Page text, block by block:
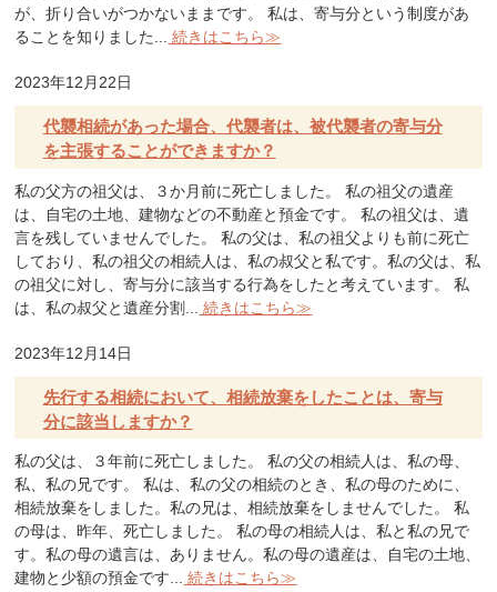
が、折り合いがつかないままです。 私は、寄与分という制度があ
ることを知りました...
続きはこちら≫
2023年12月22日
代襲相続があった場合、代襲者は、被代襲者の寄与分
を主張することができますか？
私の父方の祖父は、３か月前に死亡しました。 私の祖父の遺産
は、自宅の土地、建物などの不動産と預金です。 私の祖父は、遺
言を残していませんでした。 私の父は、私の祖父よりも前に死亡
しており、私の祖父の相続人は、私の叔父と私です。私の父は、私
の祖父に対し、寄与分に該当する行為をしたと考えています。 私
は、私の叔父と遺産分割...
続きはこちら≫
2023年12月14日
先行する相続において、相続放棄をしたことは、寄与
分に該当しますか？
私の父は、３年前に死亡しました。 私の父の相続人は、私の母、
私、私の兄です。 私は、私の父の相続のとき、私の母のために、
相続放棄をしました。私の兄は、相続放棄をしませんでした。 私
の母は、昨年、死亡しました。 私の母の相続人は、私と私の兄で
す。私の母の遺言は、ありません。私の母の遺産は、自宅の土地、
建物と少額の預金です... 続きはこちら≫